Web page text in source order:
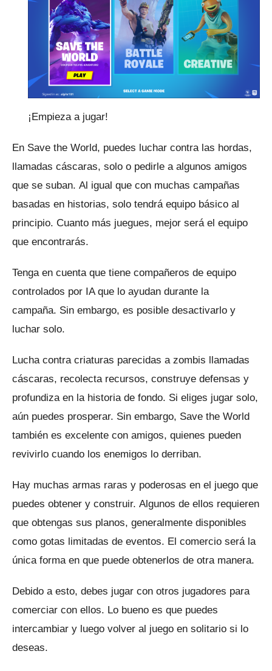
¡Empieza a jugar!
En Save the World, puedes luchar contra las hordas,
llamadas cáscaras, solo o pedirle a algunos amigos
que se suban. Al igual que con muchas campañas
basadas en historias, solo tendrá equipo básico al
principio. Cuanto más juegues, mejor será el equipo
que encontrarás.
Tenga en cuenta que tiene compañeros de equipo
controlados por IA que lo ayudan durante la
campaña. Sin embargo, es posible desactivarlo y
luchar solo.
Lucha contra criaturas parecidas a zombis llamadas
cáscaras, recolecta recursos, construye defensas y
profundiza en la historia de fondo. Si eliges jugar solo,
aún puedes prosperar. Sin embargo, Save the World
también es excelente con amigos, quienes pueden
revivirlo cuando los enemigos lo derriban.
Hay muchas armas raras y poderosas en el juego que
puedes obtener y construir. Algunos de ellos requieren
que obtengas sus planos, generalmente disponibles
como gotas limitadas de eventos. El comercio será la
única forma en que puede obtenerlos de otra manera.
Debido a esto, debes jugar con otros jugadores para
comerciar con ellos. Lo bueno es que puedes
intercambiar y luego volver al juego en solitario si lo
deseas.